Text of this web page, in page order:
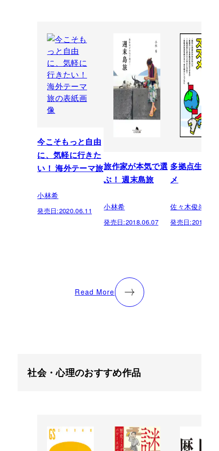
今こそもっと自由
に、気軽に行きた
い！ 海外テーマ旅
小林希
発売日:2020.06.11
旅作家が本気で選
ぶ！ 週末島旅
小林希
発売日:2018.06.07
多拠点生活
メ
佐々木俊尚／
発売日:
Read More
社会・心理のおすすめ作品